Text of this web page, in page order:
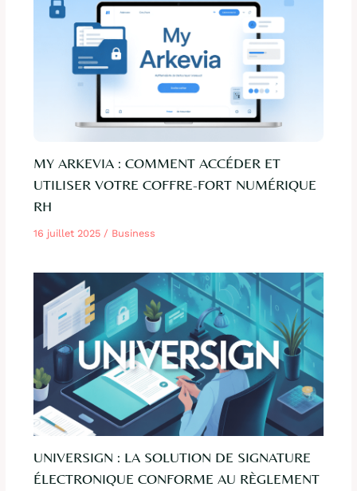
MY ARKEVIA : COMMENT ACCÉDER ET
UTILISER VOTRE COFFRE-FORT NUMÉRIQUE
RH
16 juillet 2025 / Business
UNIVERSIGN : LA SOLUTION DE SIGNATURE
ÉLECTRONIQUE CONFORME AU RÈGLEMENT